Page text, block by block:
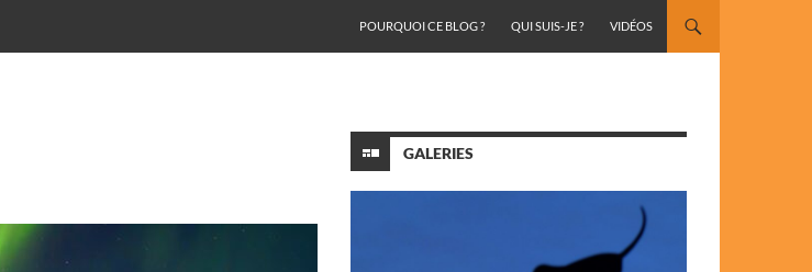
POURQUOI CE BLOG ?
QUI SUIS-JE ? VIDÉOS
GALERIES